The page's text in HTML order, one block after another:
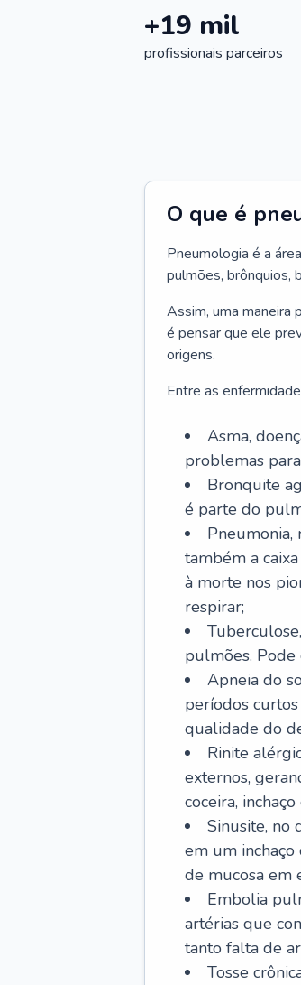
+19 mil
profissionais parceiros
O que é
Pneumologia é a
pulmões, brônquios,
Assim, uma maneira
é pensar que ele
origens.
Entre as
Asma,
problemas
Bronquite
é parte do
também a
à morte nos
respirar;
pulmões. Pode
Apneia do
períodos
qualidade do
Rinite
externos,
coceira,
Sinusite, no
em um
de mucosa em
Embolia
artérias que
tanto falta de
Tosse